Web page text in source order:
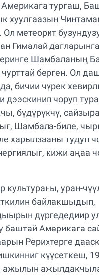
Америкага тургаш,
хуулгаазын
Ол метеорит
Гималай
Шамбаланың
берген. Ол
бичии чүрек
дээскинип чоруп
бүдүрүкчү,
Шамбала-биле,
харылзааны тудуп
кижи аңаа
культураны, уран-
байлакшыдып,
дүргедедиир
баштай Америкага
Рерихтерге
күүсеткеш,
ажылын